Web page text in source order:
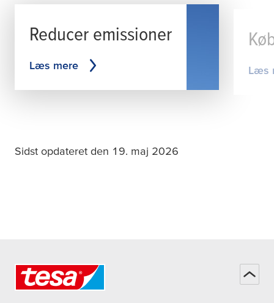
Reducer emissioner
Læs mere Læs
Sidst opdateret den 19. maj 2026